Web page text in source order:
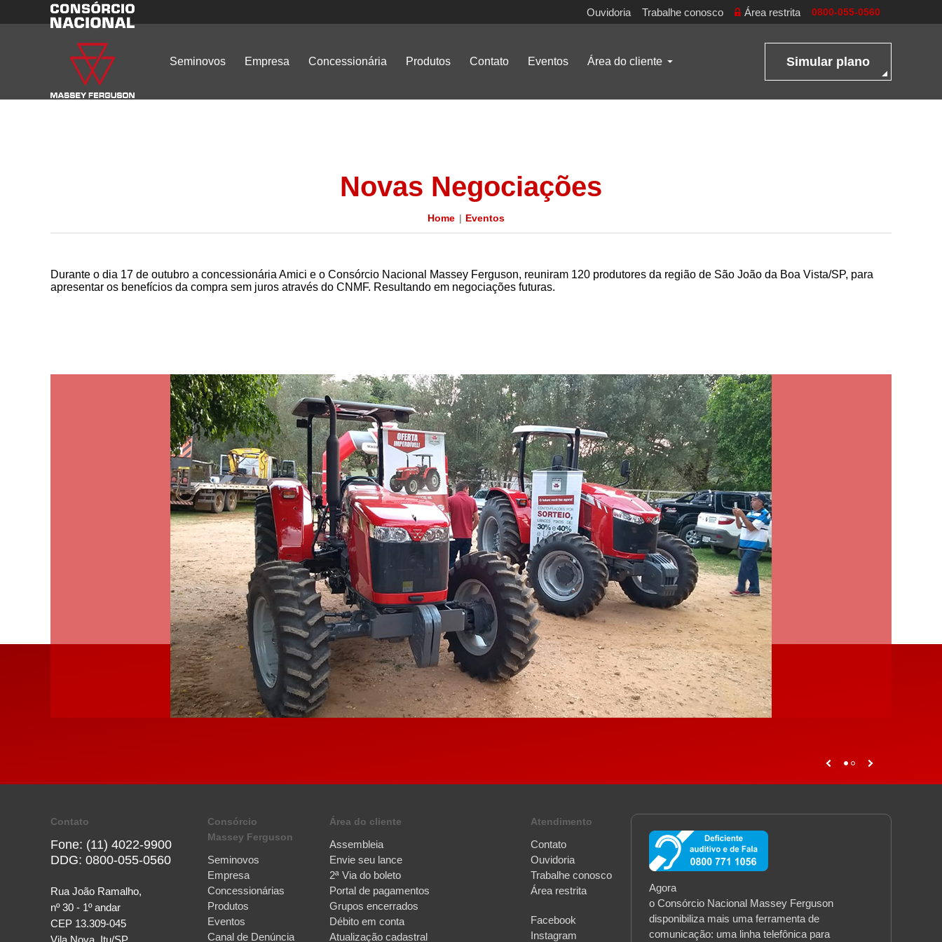
Ouvidoria Trabalhe conosco Área restrita 0800-055-0560
Seminovos Empresa Concessionária Produtos Contato Eventos Área do cliente Simular plano
Novas Negociações
Home Eventos
Durante o dia 17 de outubro a concessionária Amici e o Consórcio Nacional Massey Ferguson, reuniram 120 produtores da região de São João da Boa Vista/SP, para
apresentar os benefícios da compra sem juros através do CNMF. Resultando em negociações futuras.
Contato
Fone: (11) 4022-9900
DDG: 0800-055-0560
Rua João Ramalho,
nº 30 - 1º andar
CEP 13.309-045
Vila Nova, Itu/SP
Consórcio
Massey Ferguson
Seminovos
Empresa
Concessionárias
Produtos
Eventos
Canal de Denúncia
Área do cliente
Assembleia
Envie seu lance
2ª Via do boleto
Portal de pagamentos
Grupos encerrados
Débito em conta
Atualização cadastral
Atendimento
Contato
Ouvidoria
Trabalhe conosco
Área restrita
Facebook
Instagram
Agora
o Consórcio Nacional Massey Ferguson
disponibiliza mais uma ferramenta de
comunicação: uma linha telefônica para